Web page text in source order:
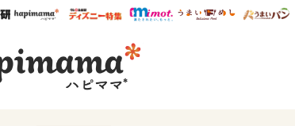
ウレぴあ総研ハピママ* ウレぴあ総研 ディズニー特集
mimot. うまいめし